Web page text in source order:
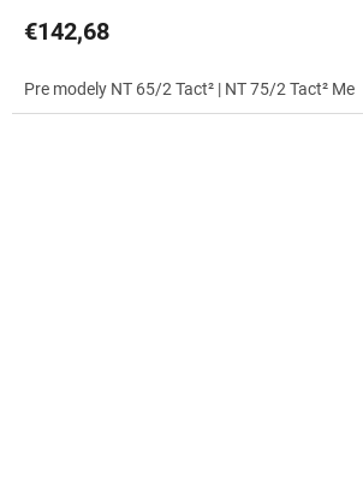
€142,68
Pre modely NT 65/2 Tact² | NT 75/2 Tact² Me